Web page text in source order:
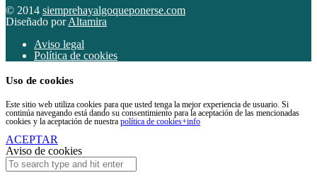
© 2014 siemprehayalgoqueponerse.com
Diseñado porAltamira
Aviso legal
Política de cookies
Uso de cookies
Este sitio web utiliza cookies para que usted tenga la mejor experiencia de usuario. Si
continúa navegando está dando su consentimiento para la aceptación de las mencionadas
cookies y la aceptación de nuestra política de cookies+info
ACEPTAR
Aviso de cookies